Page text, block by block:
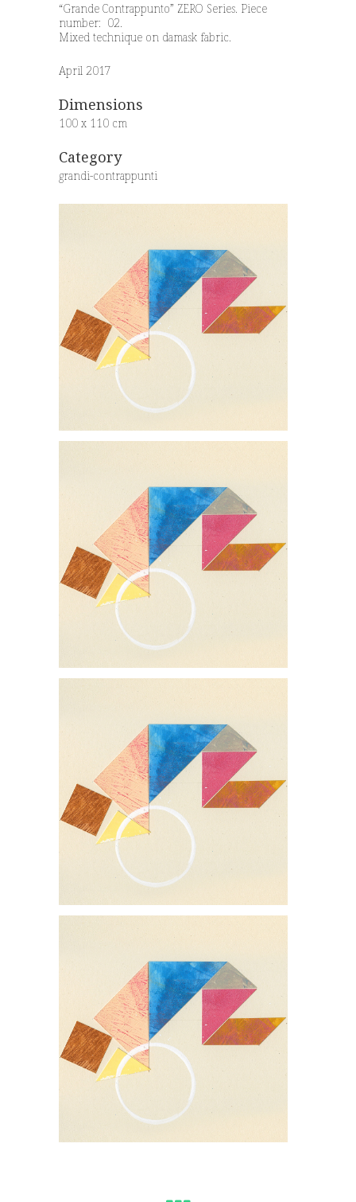
“Grande Contrappunto” ZERO Series. Piece
number: 02.
Mixed technique on damask fabric.
April 2017
Dimensions
100 x 110 cm
Category
grandi-contrappunti